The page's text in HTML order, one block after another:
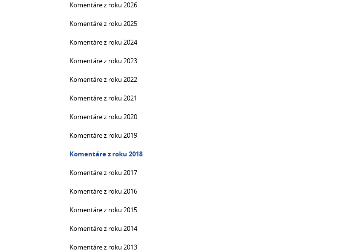
Komentáre z roku 2026
Komentáre z roku 2025
Komentáre z roku 2024
Komentáre z roku 2023
Komentáre z roku 2022
Komentáre z roku 2021
Komentáre z roku 2020
Komentáre z roku 2019
Komentáre z roku 2018
Komentáre z roku 2017
Komentáre z roku 2016
Komentáre z roku 2015
Komentáre z roku 2014
Komentáre z roku 2013